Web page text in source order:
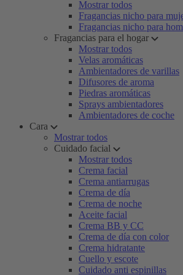
Mostrar todos
Fragancias nicho para
Fragancias nicho para
Fragancias para el hogar
Mostrar todos
Velas aromáticas
Ambientadores de varillas
Difusores de aroma
Piedras aromáticas
Sprays ambientadores
Ambientadores de coche
Cara
Mostrar todos
Cuidado facial
Mostrar todos
Crema facial
Crema antiarrugas
Crema de día
Crema de noche
Aceite facial
Crema BB y CC
Crema de día con color
Crema hidratante
Cuello y escote
Cuidado anti espinillas